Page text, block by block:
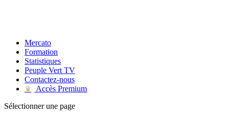
Mercato
Formation
Statistiques
Peuple Vert TV
Contactez-nous
♛
Accès Premium
Sélectionner une page